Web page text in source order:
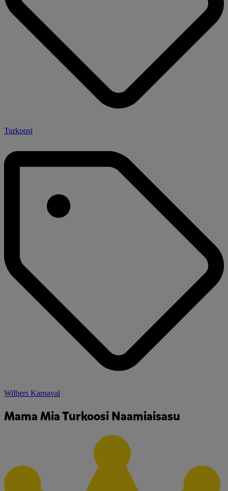
Turkoosi
Wilbers Karnaval
Mama Mia Turkoosi Naamiaisasu